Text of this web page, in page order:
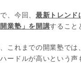
、今回、 最新トレンド
業塾」を開講すること
、これまでの開業塾で
ードルが高いという声